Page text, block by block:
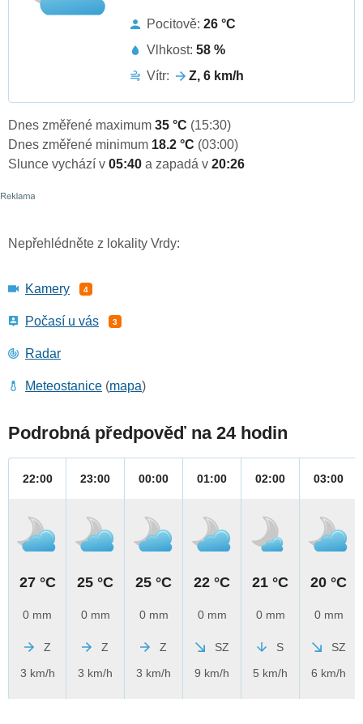
Pocitově: 26 °C
Vlhkost: 58 %
Vítr:
Z, 6 km/h
Dnes změřené maximum 35 °C (15:30)
Dnes změřené minimum 18.2 °C (03:00)
Slunce vychází v 05:40 a zapadá v 20:26
Nepřehlédněte z lokality Vrdy:
Kamery 4
Počasí u vás 3
Radar
Meteostanice (mapa)
Podrobná předpověď na 24 hodin
22:00
27 °C
0 mm
Z
3 km/h
23:00
25 °C
0 mm
Z
3 km/h
00:00
25 °C
0 mm
Z
3 km/h
01:00
22 °C
0 mm
SZ
9 km/h
02:00
21 °C
0 mm
S
5 km/h
03:00
20 °C
0 mm
SZ
6 km/h